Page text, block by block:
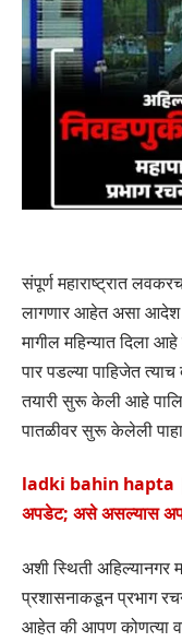
संपूर्ण महाराष्ट्रात
लागणार आहेत असा आदेश
मागील महिन्यात दिला
पार पडल्या पाहिजेत
तयारी सुरू केली आहे
पातळीवर सुरू केलेली
ladki bahin hapta |
अपडेट; असे असल्यास
अशी स्थिती अहिल्यानगर
प्रशासनाकडून प्रभाग
आहेत की आपण कोणत्या